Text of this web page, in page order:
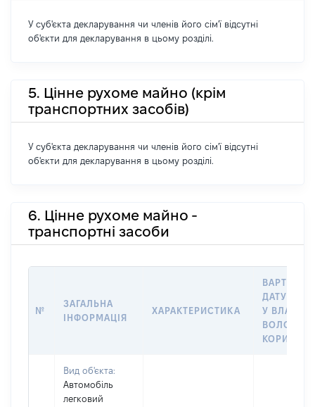
У суб'єкта декларування чи членів його сім'ї відсутні
об'єкти для декларування в цьому розділі.
5. Цінне рухоме майно (крім
транспортних засобів)
У суб'єкта декларування чи членів його сім'ї відсутні
об'єкти для декларування в цьому розділі.
6. Цінне рухоме майно -
транспортні засоби
№
ЗАГАЛЬНА
ІНФОРМАЦІЯ
ХАРАКТЕРИСТИКА
ВАРТІСТЬ
ДАТУ
У
Вид об'єкта:
Автомобіль
легковий